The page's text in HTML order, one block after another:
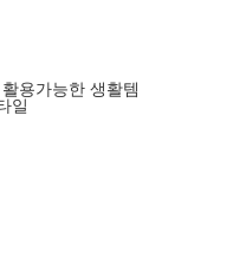
용가능한 생활템
일